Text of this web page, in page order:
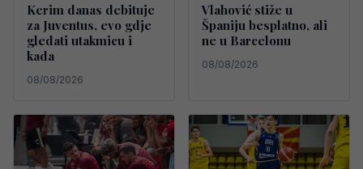
Kerim danas debituje
za Juventus, evo gdje
gledati utakmicu i
kada
08/08/2026
Vlahović stiže u
Španiju besplatno, ali
ne u Barcelonu
08/08/2026